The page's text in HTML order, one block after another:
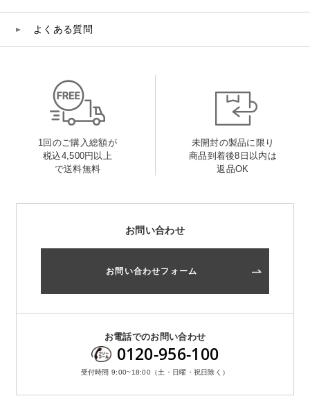
よくある質問
1回のご購入総額が
税込4,500円以上
で送料無料
未開封の製品に限り
商品到着後8日以内は
返品OK
お問い合わせ
お問い合わせフォーム
お電話でのお問い合わせ
0120-956-100
受付時間 9:00~18:00（土・日曜・祝日除く）